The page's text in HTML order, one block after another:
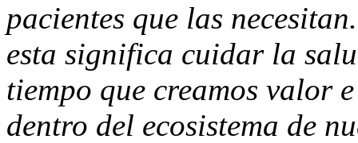
pacientes que las
esta significa cuidar la
tiempo que creamos valor
dentro del ecosistema de